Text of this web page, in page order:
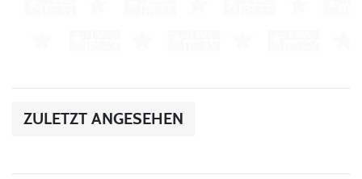
ZULETZT ANGESEHEN